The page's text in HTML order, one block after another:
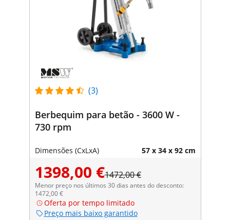
(3)
Berbequim para betão - 3600 W -
730 rpm
Dimensões (CxLxA) 57 x 34 x 92 cm
1398,00 €1472,00 €
Menor preço nos últimos 30 dias antes do desconto:
1472,00 €
Oferta por tempo limitado
Preço mais baixo garantido